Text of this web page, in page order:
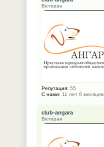
Ветеран
Репутация: 55
С нами: 11 лет 6 месяцев
club-angara
Ветеран